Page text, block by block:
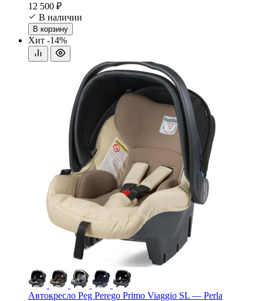
12 500 ₽
В наличии
В корзину
Хит -14%
Автокресло Peg Perego Primo Viaggio SL — Perla